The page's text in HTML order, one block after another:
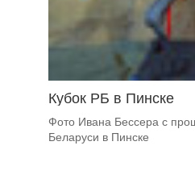
Кубок РБ в Пинске
Фото Ивана Бессера с
Беларуси в Пинске